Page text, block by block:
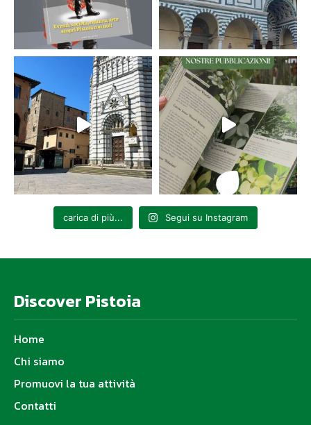
carica di più... Segui su Instagram
Discover Pistoia
Home
Chi siamo
Promuovi la tua attività
Contatti